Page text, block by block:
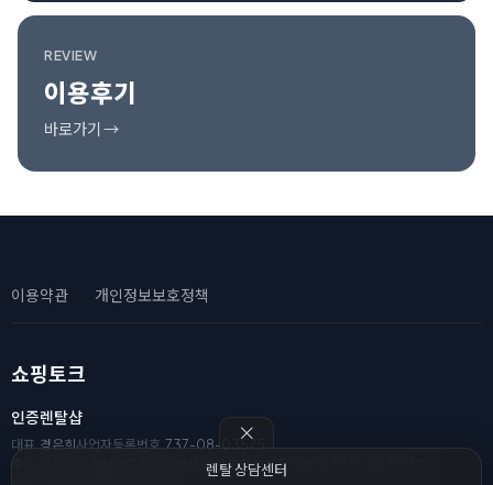
REVIEW
이용후기
바로가기 →
이용약관 개인정보보호정책
쇼핑토크
인증렌탈샵
대표경은희사업자등록번호737-08-03575
주소
(62222) 전남광주통합특별시 광산구 풍영로330번길 34 104동 503호
렌탈 상담센터